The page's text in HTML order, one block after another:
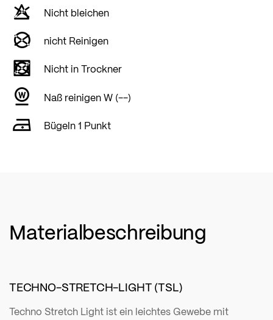
Nicht bleichen
nicht Reinigen
Nicht in Trockner
Naß reinigen W (--)
Bügeln 1 Punkt
Materialbeschreibung
TECHNO-STRETCH-LIGHT (TSL)
Techno Stretch Light ist ein leichtes Gewebe mit